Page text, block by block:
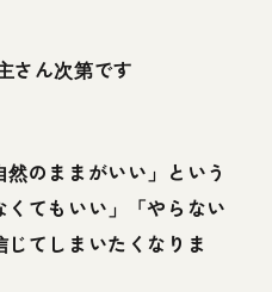
さん次第です
然のままがいい」という
てもいい」「やらない
てしまいたくなりま